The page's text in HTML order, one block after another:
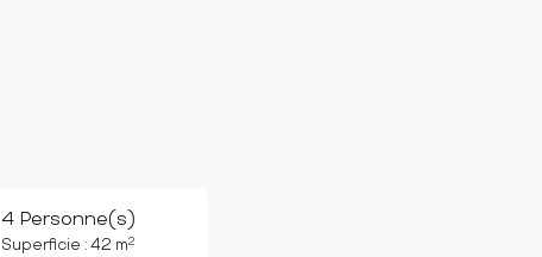
4 Personne(s)
Superficie : 42 m2